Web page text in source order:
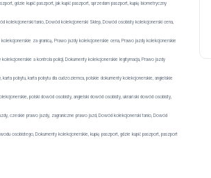
gdzie kupić paszport, jak kupić paszport, sprzedam paszport, kupię biometryczny
kolekcjonerski tanio, Dowód kolekcjonerski Sklep, Dowód osobisty kolekcjonerski cena,
za granicą, Prawo jazdy kolekcjonerskie cena, Prawo jazdy kolekcjonerskie
a kontrola policji, Dokumenty kolekcjonerskie legitymacja, Prawo jazdy
pobytu, karta pobytu dla cudzoziemca, polskie dokumenty kolekcjonerskie, angielskie
polski dowód osobisty, angielski dowód osobisty, ukraiński dowód osobisty,
czeskie prawo jazdy, zagraniczne prawo jazd, Dowód kolekcjonerski tanio, Dowód
osobistego, Dokumenty kolekcjonerskie, kupię paszport, gdzie kupić paszport, paszport